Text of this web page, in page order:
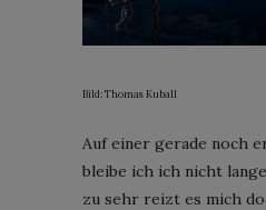
Bild: Thomas Kuball
Auf einer gerade noch
bleibe ich ich nicht
zu sehr reizt es mich